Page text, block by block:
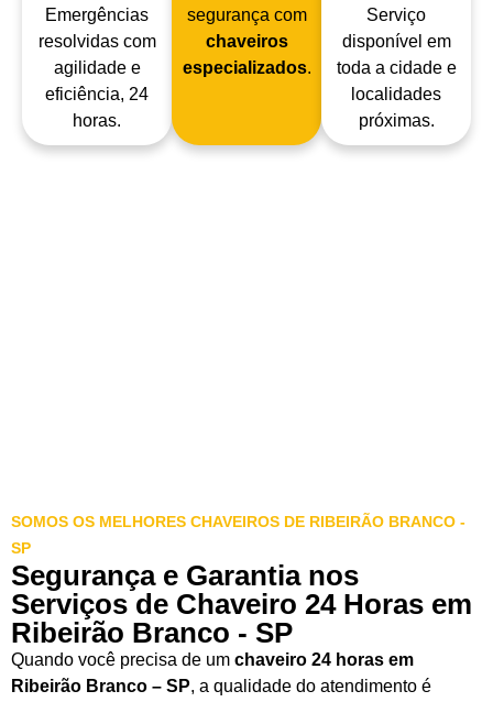
Emergências
resolvidas com
agilidade e
eficiência, 24
horas.
segurança com
chaveiros
especializados.
Serviço
disponível em
toda a cidade e
localidades
próximas.
SOMOS OS MELHORES CHAVEIROS DE RIBEIRÃO BRANCO -
SP
Segurança e Garantia nos
Serviços de Chaveiro 24 Horas em
Ribeirão Branco - SP
Quando você precisa de um chaveiro 24 horas em
Ribeirão Branco – SP, a qualidade do atendimento é